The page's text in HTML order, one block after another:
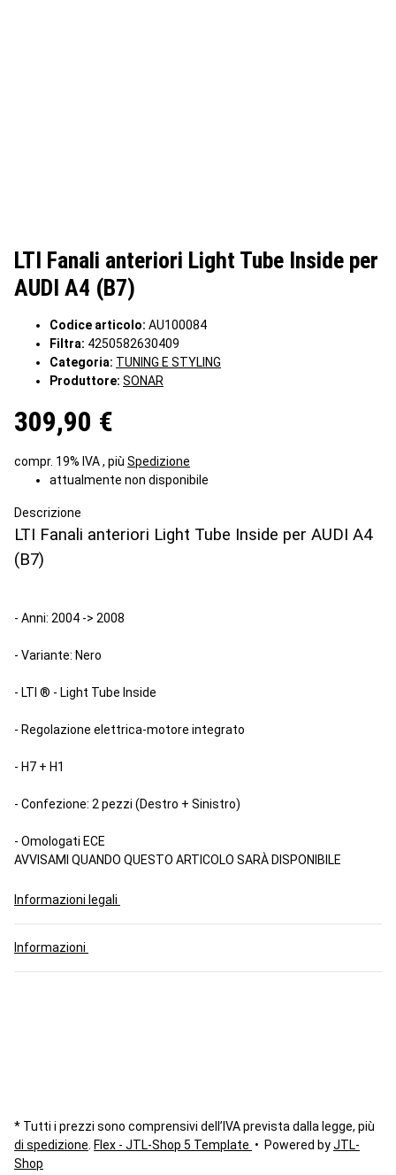
LTI Fanali anteriori Light Tube Inside per
AUDI A4 (B7)
Codice articolo: AU100084
Filtra: 4250582630409
Categoria: TUNING E STYLING
Produttore: SONAR
309,90 €
compr. 19% IVA , più Spedizione
attualmente non disponibile
Descrizione
LTI Fanali anteriori Light Tube Inside per AUDI A4
(B7)
- Anni: 2004 -> 2008
- Variante: Nero
- LTI ® - Light Tube Inside
- Regolazione elettrica-motore integrato
- H7 + H1
- Confezione: 2 pezzi (Destro + Sinistro)
- Omologati ECE
AVVISAMI QUANDO QUESTO ARTICOLO SARÀ DISPONIBILE
Informazioni legali
Informazioni
* Tutti i prezzi sono comprensivi dell’IVA prevista dalla legge, più
di spedizione Flex - JTL-Shop 5 Template • Powered byJTL-
Shop